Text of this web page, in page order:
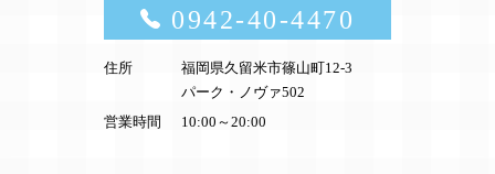
0942-40-4470
住所
福岡県久留米市篠山町12-3
パーク・ノヴァ502
営業時間
10:00～20:00